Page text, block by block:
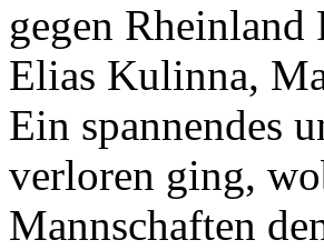
gegen
Elias Kulinna,
Ein spannendes
verloren ging,
Mannschaften